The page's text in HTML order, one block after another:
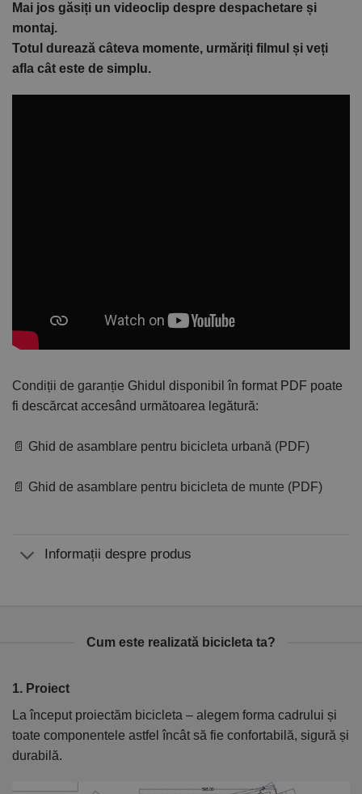
Mai jos găsiți un videoclip despre despachetare și
montaj.
Totul durează câteva momente, urmăriți filmul și veți
afla cât este de simplu.
Condiții de garanție Ghidul disponibil în format PDF poate
fi descărcat accesând următoarea legătură:
📄 Ghid de asamblare pentru bicicleta urbană (PDF)
📄 Ghid de asamblare pentru bicicleta de munte (PDF)
Informații despre produs
Cum este realizată bicicleta ta?
1. Proiect
La început proiectăm bicicleta – alegem forma cadrului și
toate componentele astfel încât să fie confortabilă, sigură și
durabilă.